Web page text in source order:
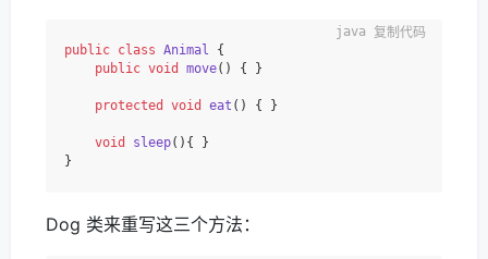
public class Animal
{
public void move() { }
protected void eat () { }
void sleep() { }
复制代码
Dog 类来重写这三个方法：